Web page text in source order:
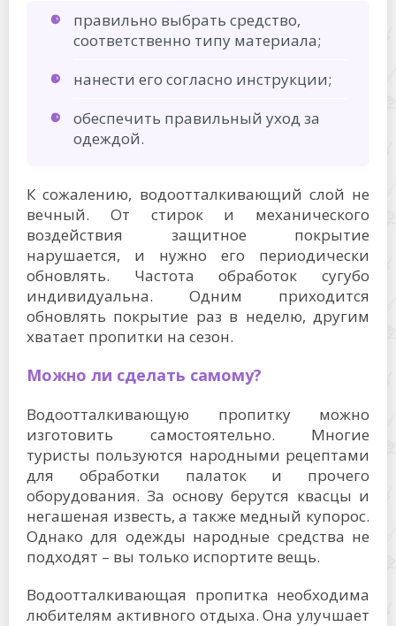
правильно выбрать средство,
соответственно типу материала;
нанести его согласно инструкции;
обеспечить правильный уход за
одеждой.
К сожалению, водоотталкивающий слой не
вечный. От стирок и механического
воздействия защитное покрытие
нарушается, и нужно его периодически
обновлять. Частота обработок сугубо
индивидуальна. Одним приходится
обновлять покрытие раз в неделю, другим
хватает пропитки на сезон.
Можно ли сделать самому?
Водоотталкивающую пропитку можно
изготовить самостоятельно. Многие
туристы пользуются народными рецептами
для обработки палаток и прочего
оборудования. За основу берутся квасцы и
негашеная известь, а также медный купорос.
Однако для одежды народные средства не
подходят – вы только испортите вещь.
Водоотталкивающая пропитка необходима
любителям активного отдыха. Она улучшает